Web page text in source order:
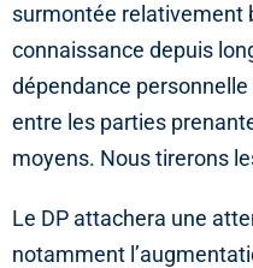
surmontée relativement
connaissance depuis
dépendance
entre les parties
moyens. Nous tirerons
Le DP attachera une
notamment